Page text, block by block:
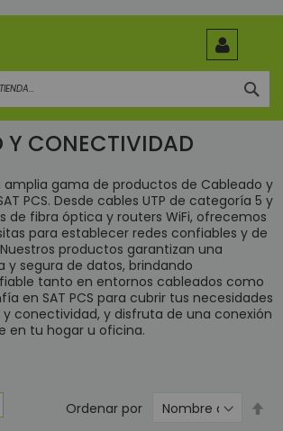
Y CONECTIVIDAD
amplia gama de productos de Cableado y
PCS. Desde cables UTP de categoría 5 y
de fibra óptica y routers WiFi, ofrecemos
para establecer redes confiables y de
productos garantizan una
y segura de datos, brindando
tanto en entornos cableados como
en SAT PCS para cubrir tus necesidades
conectividad, y disfruta de una conexión
en tu hogar u oficina.
Ordenar por